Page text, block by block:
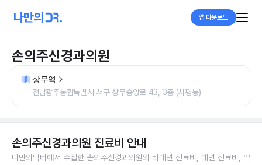
앱 다운로드
손의주신경과의원
상무역
전남광주통합특별시 서구 상무중앙로 43, 3층 (치평동)
손의주신경과의원 진료비 안내
나만의닥터에서 수집한 손의주신경과의원의 비대면 진료비, 대면 진료비, 약